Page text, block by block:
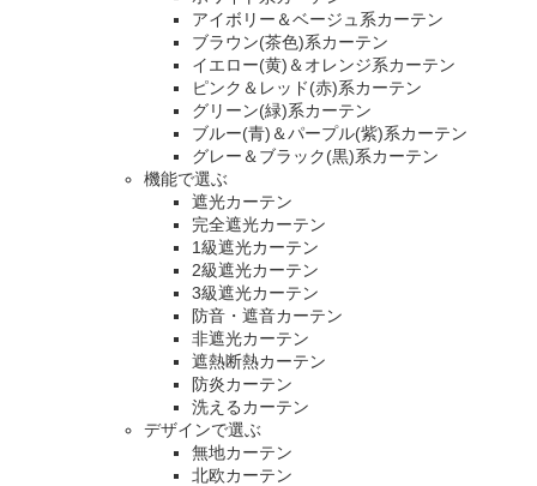
アイボリー＆ベージュ系カーテン
ブラウン(茶色)系カーテン
イエロー(黄)＆オレンジ系カーテン
ピンク＆レッド(赤)系カーテン
グリーン(緑)系カーテン
ブルー(青)＆パープル(紫)系カーテン
グレー＆ブラック(黒)系カーテン
機能で選ぶ
遮光カーテン
完全遮光カーテン
1級遮光カーテン
2級遮光カーテン
3級遮光カーテン
防音・遮音カーテン
非遮光カーテン
遮熱断熱カーテン
防炎カーテン
洗えるカーテン
デザインで選ぶ
無地カーテン
北欧カーテン